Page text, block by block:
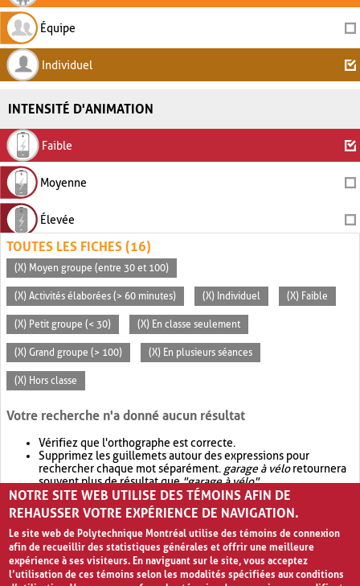
Équipe
Individuel
INTENSITÉ D'ANIMATION
Faible
Moyenne
Élevée
TOUTES LES FICHES (16)
(X) Moyen groupe (entre 30 et 100)
(X) Activités élaborées (> 60 minutes) (X) Individuel (X) Faible
(X) Petit groupe (< 30) (X) En classe seulement
(X) Grand groupe (> 100) (X) En plusieurs séances
(X) Hors classe
Votre recherche n'a donné aucun résultat
Vérifiez que l'orthographe est correcte.
Supprimez les guillemets autour des expressions pour
rechercher chaque mot séparément. garage à véloretournera
souvent plus de résultat que"garage à vélo".
Envisagez d'élargir votre recherche avec OR.garage OR vélo
retournera souvent plus de résultat quegarage à vélo
NOTRE SITE WEB UTILISE DES TÉMOINS AFIN DE
REHAUSSER VOTRE EXPÉRIENCE DE NAVIGATION.
Le site web de Polytechnique Montréal utilise des témoins de connexion
afin de recueillir des statistiques générales et offrir une meilleure
expérience à ses visiteurs. En naviguant sur le site, vous acceptez
l’utilisation de ces témoins selon les modalités spécifiées aux conditions